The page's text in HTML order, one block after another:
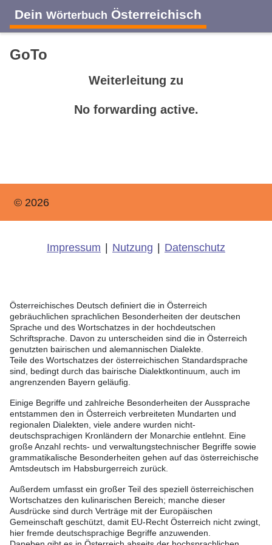
Dein Wörterbuch Österreichisch
GoTo
Weiterleitung zu
No forwarding active.
© 2026
Impressum Nutzung Datenschutz
Österreichisches Deutsch definiert die in Österreich
gebräuchlichen sprachlichen Besonderheiten der deutschen
Sprache und des Wortschatzes in der hochdeutschen
Schriftsprache. Davon zu unterscheiden sind die in Österreich
genutzten bairischen und alemannischen Dialekte.
Teile des Wortschatzes der österreichischen Standardsprache
sind, bedingt durch das bairische Dialektkontinuum, auch im
angrenzenden Bayern geläufig.
Einige Begriffe und zahlreiche Besonderheiten der Aussprache
entstammen den in Österreich verbreiteten Mundarten und
regionalen Dialekten, viele andere wurden nicht-
deutschsprachigen Kronländern der Monarchie entlehnt. Eine
große Anzahl rechts- und verwaltungstechnischer Begriffe sowie
grammatikalische Besonderheiten gehen auf das österreichische
Amtsdeutsch im Habsburgerreich zurück.
Außerdem umfasst ein großer Teil des speziell österreichischen
Wortschatzes den kulinarischen Bereich; manche dieser
Ausdrücke sind durch Verträge mit der Europäischen
Gemeinschaft geschützt, damit EU-Recht Österreich nicht zwingt,
hier fremde deutschsprachige Begriffe anzuwenden.